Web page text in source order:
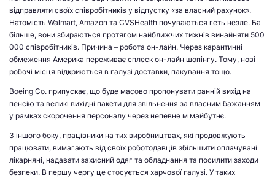
відправляти своїх співробітників у відпустку «за власний рахунок».
Натомість Walmart, Amazon та CVSHealth почуваються геть незле. Ба
більше, вони збираються протягом найближчих тижнів винайняти 500
000 співробітників. Причина – робота он-лайн. Через карантинні
обмеження Америка переживає сплеск он-лайн шопінгу. Тому, нові
робочі місця відкриються в галузі доставки, пакування тощо.
Boeing Co. припускає, що буде масово пропонувати ранній вихід на
пенсію та великі вихідні пакети для звільнення за власним бажанням
у рамках скорочення персоналу через непевне м майбутнє.
З іншого боку, працівники на тих виробництвах, які продовжують
працювати, вимагають від своїх роботодавців збільшити оплачувані
лікарняні, надавати захисний одяг та обладнання та посилити заходи
безпеки. В першу чергу це стосується харчової галузі. У таких